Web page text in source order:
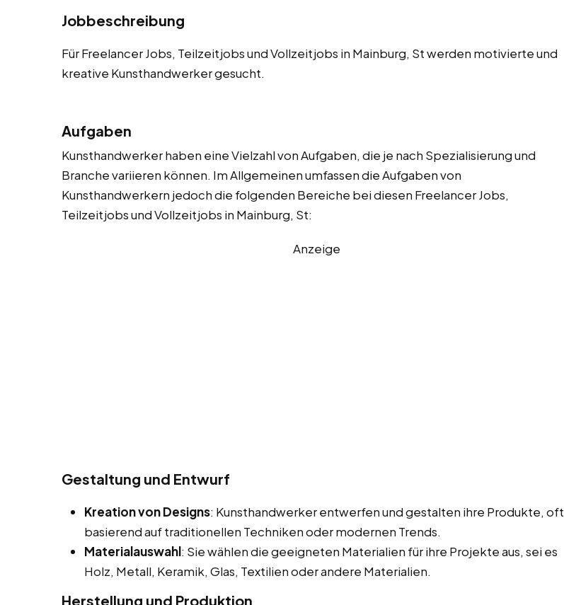
Jobbeschreibung
Für Freelancer Jobs, Teilzeitjobs und Vollzeitjobs in Mainburg, St werden motivierte und
kreative Kunsthandwerker gesucht.
Aufgaben
Kunsthandwerker haben eine Vielzahl von Aufgaben, die je nach Spezialisierung und
Branche variieren können. Im Allgemeinen umfassen die Aufgaben von
Kunsthandwerkern jedoch die folgenden Bereiche bei diesen Freelancer Jobs,
Teilzeitjobs und Vollzeitjobs in Mainburg, St:
Anzeige
Gestaltung und Entwurf
Kreation von Designs: Kunsthandwerker entwerfen und gestalten ihre Produkte, oft
basierend auf traditionellen Techniken oder modernen Trends.
Materialauswahl: Sie wählen die geeigneten Materialien für ihre Projekte aus, sei es
Holz, Metall, Keramik, Glas, Textilien oder andere Materialien.
Herstellung und Produktion